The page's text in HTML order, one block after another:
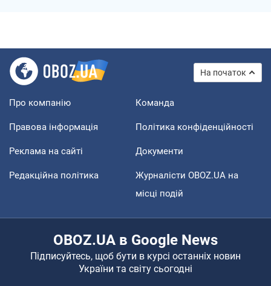
На початок
Про компанію Команда
Правова інформація Політика конфіденційності
Реклама на сайті Документи
Редакційна політика
Журналісти OBOZ.UA на
місці подій
OBOZ.UA в Google News
Підписуйтесь, щоб бути в курсі останніх новин
України та світу сьогодні